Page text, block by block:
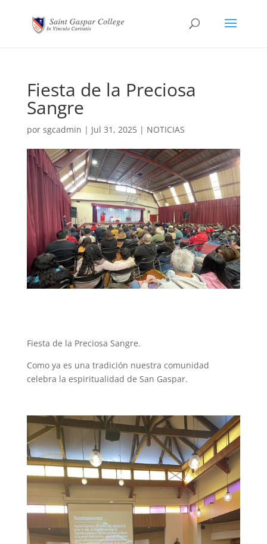
Fiesta de la Preciosa
Sangre
por sgcadmin | Jul 31, 2025| NOTICIAS
Fiesta de la Preciosa Sangre.
Como ya es una tradición nuestra comunidad
celebra la espiritualidad de San Gaspar.